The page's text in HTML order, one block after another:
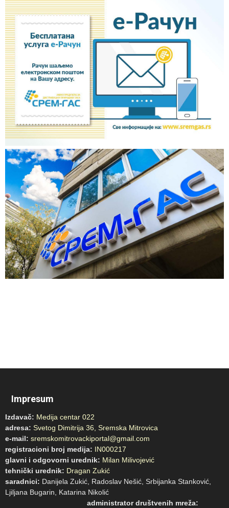
Impresum
Izdavač: Medija centar 022
adresa: Svetog Dimitrija 36, Sremska Mitrovica
e-mail: sremskomitrovackiportal@gmail.com
registracioni broj medija: IN000217
glavni i odgovorni urednik: Milan Milivojević
tehnički urednik: Dragan Zukić
saradnici: Danijela Zukić, Radoslav Nešić, Srbijanka Stanković,
Ljiljana Bugarin, Katarina Nikolić
administrator društvenih mreža: